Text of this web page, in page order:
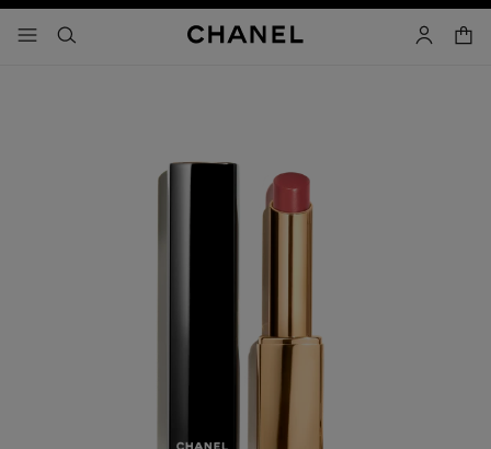
- navegación principal
buscar cuenta
carrito